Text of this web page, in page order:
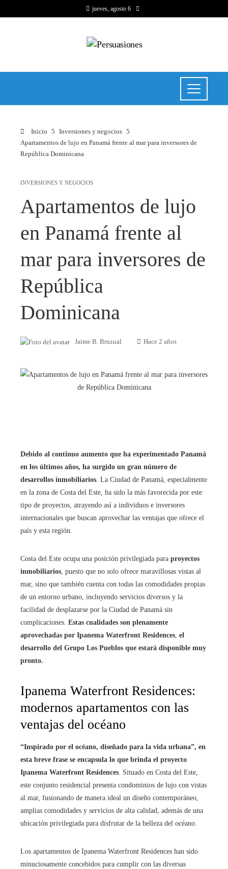
jueves, agosto 6
Inicio
Inversiones y negocios
Apartamentos de lujo en Panamá frente al mar para inversores de
República Dominicana
INVERSIONES Y NEGOCIOS
Apartamentos de lujo
en Panamá frente al
mar para inversores de
República
Dominicana
Jaime B. Bruzual Hace 2 años
Debido al continuo aumento que ha experimentado Panamá
en los últimos años, ha surgido un gran número de
desarrollos inmobiliarios. La Ciudad de Panamá, especialmente
en la zona de Costa del Este, ha sido la más favorecida por este
tipo de proyectos, atrayendo así a individuos e inversores
internacionales que buscan aprovechar las ventajas que ofrece el
país y esta región.
Costa del Este ocupa una posición privilegiada para proyectos
inmobiliarios, puesto que no solo ofrece maravillosas vistas al
mar, sino que también cuenta con todas las comodidades propias
de un entorno urbano, incluyendo servicios diversos y la
facilidad de desplazarse por la Ciudad de Panamá sin
complicaciones. Estas cualidades son plenamente
aprovechadas por Ipanema Waterfront Residences, el
desarrollo del Grupo Los Pueblos que estará disponible muy
pronto.
Ipanema Waterfront Residences:
modernos apartamentos con las
ventajas del océano
“Inspirado por el océano, diseñado para la vida urbana”, en
esta breve frase se encapsula lo que brinda el proyecto
Ipanema Waterfront Residences. Situado en Costa del Este,
este conjunto residencial presenta condominios de lujo con vistas
al mar, fusionando de manera ideal un diseño contemporáneo,
amplias comodidades y servicios de alta calidad, además de una
ubicación privilegiada para disfrutar de la belleza del océano.
Los apartamentos de Ipanema Waterfront Residences han sido
minuciosamente concebidos para cumplir con las diversas